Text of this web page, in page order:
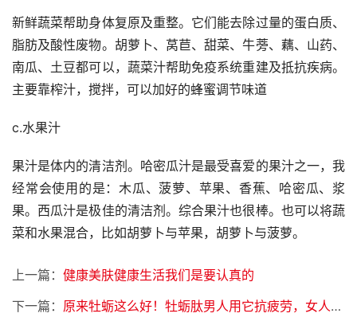
新鲜蔬菜帮助身体复原及重整。它们能去除过量的蛋白质、
脂肪及酸性废物。胡萝卜、莴苣、甜菜、牛蒡、藕、山药、
南瓜、土豆都可以，蔬菜汁帮助免疫系统重建及抵抗疾病。
主要靠榨汁，搅拌，可以加好的蜂蜜调节味道
c.水果汁
果汁是体内的清洁剂。哈密瓜汁是最受喜爱的果汁之一，我
经常会使用的是：木瓜、菠萝、苹果、香蕉、哈密瓜、浆
果。西瓜汁是极佳的清洁剂。综合果汁也很棒。也可以将蔬
菜和水果混合，比如胡萝卜与苹果，胡萝卜与菠萝。
上一篇： 健康美肤健康生活我们是要认真的
下一篇： 原来牡蛎这么好！牡蛎肽男人用它抗疲劳，女人用它不显老！